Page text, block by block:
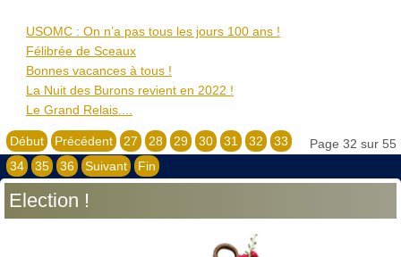
USOMC : On n’a pas tous les jours 100 ans !
Félibrée de Sceaux
Bonnes vacances à tous !
La Nuit des Burons revient en 2022 !
Le Grand Relais....
Page 32 sur 55
Début Précédent 27 28 29 30 31 32
33
34
35 36 Suivant Fin
Election !